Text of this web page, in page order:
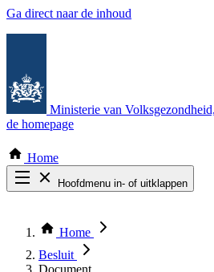
Ga direct naar de inhoud
Ministerie van
de homepage
Home
Hoofdmenu in- of uitklappen
Thema COVID-19
Bekijk per bestuursorgaan
Home
Besluit
Document